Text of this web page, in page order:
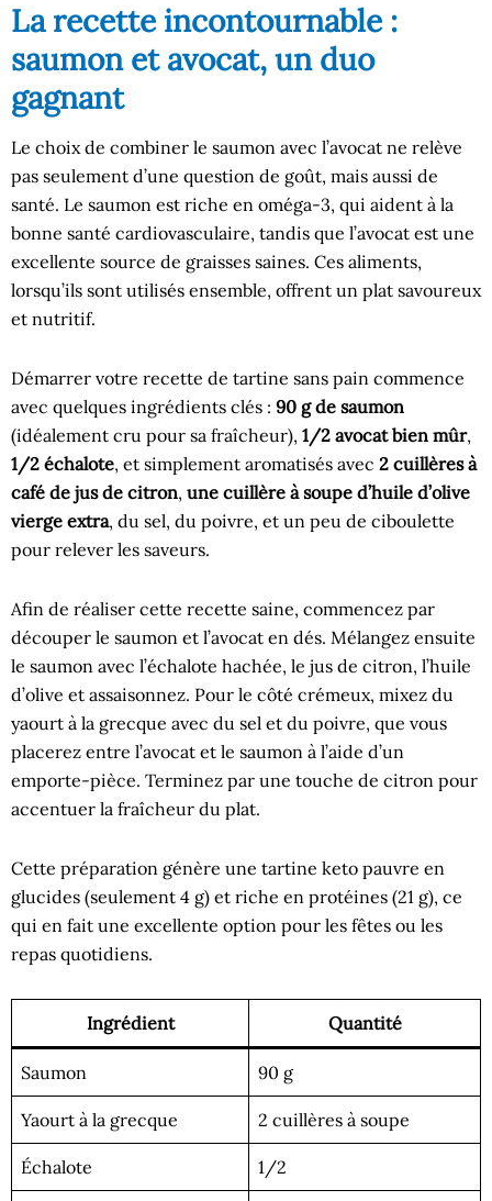
La recette incontournable :
saumon et avocat, un duo
gagnant
Le choix de combiner le saumon avec l’avocat ne relève
pas seulement d’une question de goût, mais aussi de
santé. Le saumon est riche en oméga-3, qui aident à la
bonne santé cardiovasculaire, tandis que l’avocat est une
excellente source de graisses saines. Ces aliments,
lorsqu’ils sont utilisés ensemble, offrent un plat savoureux
et nutritif.
Démarrer votre recette de tartine sans pain commence
avec quelques ingrédients clés : 90 g de saumon
(idéalement cru pour sa fraîcheur), 1/2 avocat bien mûr,
1/2 échalote, et simplement aromatisés avec 2 cuillères à
café de jus de citron, une cuillère à soupe d’huile d’olive
vierge extra, du sel, du poivre, et un peu de ciboulette
pour relever les saveurs.
Afin de réaliser cette recette saine, commencez par
découper le saumon et l’avocat en dés. Mélangez ensuite
le saumon avec l’échalote hachée, le jus de citron, l’huile
d’olive et assaisonnez. Pour le côté crémeux, mixez du
yaourt à la grecque avec du sel et du poivre, que vous
placerez entre l’avocat et le saumon à l’aide d’un
emporte-pièce. Terminez par une touche de citron pour
accentuer la fraîcheur du plat.
Cette préparation génère une tartine keto pauvre en
glucides (seulement 4 g) et riche en protéines (21 g), ce
qui en fait une excellente option pour les fêtes ou les
repas quotidiens.
Ingrédient Quantité
Saumon 90 g
Yaourt à la grecque 2 cuillères à soupe
Échalote 1/2